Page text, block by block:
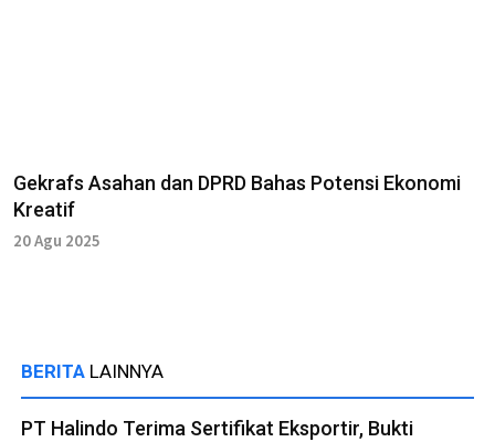
Gekrafs Asahan dan DPRD Bahas Potensi Ekonomi
Kreatif
20 Agu 2025
BERITA LAINNYA
PT Halindo Terima Sertifikat Eksportir, Bukti